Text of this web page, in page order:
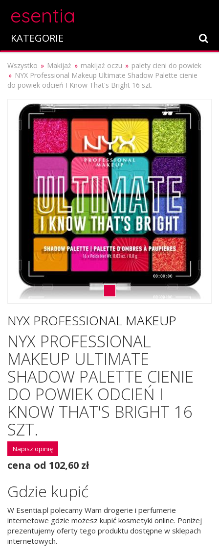
esentia
KATEGORIE
Wszystko Makijaż makijaż oczu
palety cieni do powiek
NYX Professional Makeup Ultimate Shadow Palette cienie
do powiek odcień I Know That's Bright 16 szt.
NYX PROFESSIONAL MAKEUP
NYX PROFESSIONAL
MAKEUP ULTIMATE
SHADOW PALETTE CIENIE
DO POWIEK ODCIEŃ I
KNOW THAT'S BRIGHT 16
SZT.
Napisz opinię
cena od 102,60 zł
Gdzie kupić
W Esentia.pl polecamy Wam drogerie i perfumerie
internetowe gdzie możesz kupić kosmetyki online. Poniżej
prezentujemy oferty tego produktu dostępne w sklepach
internetowych.